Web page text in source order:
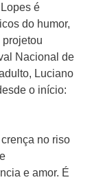
é
do humor,
projetou
Nacional de
Luciano
o início:
no riso
e amor. É